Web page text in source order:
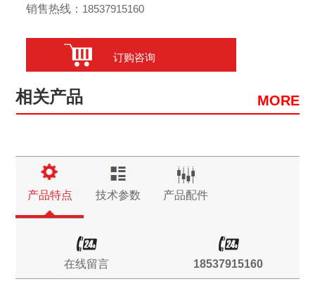
销售热线： 18537915160
订购咨询
相关产品 MORE
产品特点 技术参数 产品配件
在线留言 18537915160